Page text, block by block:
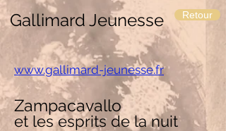
Gallimard Jeunesse Retour
www.gallimard-jeunesse.fr
Zampacavallo
et les esprits de la nuit